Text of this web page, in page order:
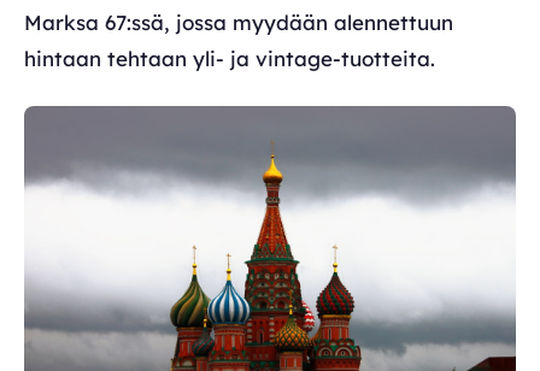
Marksa 67:ssä, jossa myydään alennettuun
hintaan tehtaan yli- ja vintage-tuotteita.